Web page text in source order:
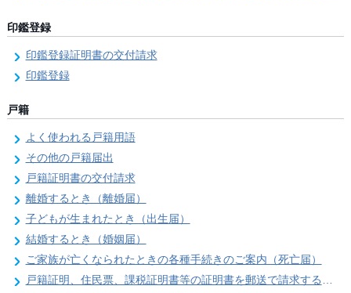
印鑑登録
印鑑登録証明書の交付請求
印鑑登録
戸籍
よく使われる戸籍用語
その他の戸籍届出
戸籍証明書の交付請求
離婚するとき（離婚届）
子どもが生まれたとき（出生届）
結婚するとき（婚姻届）
ご家族が亡くなられたときの各種手続きのご案内（死亡届）
戸籍証明、住民票、課税証明書等の証明書を郵送で請求する際の本人確認